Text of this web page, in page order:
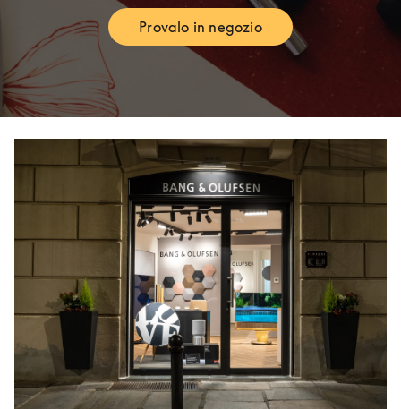
Provalo in negozioLink Opens in New Tab